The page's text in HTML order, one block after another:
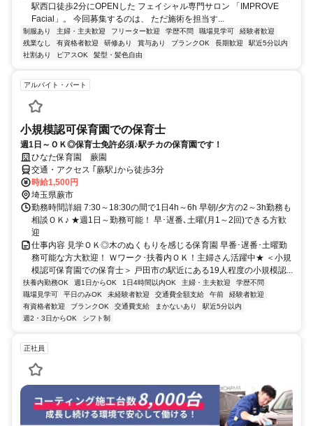
駅西口徒歩2分にOPENした フェイシャル専門サロン 「IMPROVE
Facial」。 今回募集するのは、 ただ施術を担当す...
制服あり 主婦・主夫歓迎 フリーター歓迎 学歴不問 職場見学可
経験者歓迎
残業なし
有資格者歓迎 研修あり 賞与あり ブランクOK 長期歓迎
駅近5分以内
社割あり
ピアスOK 髪型・髪色自由
アルバイト・パート
小規模認可保育園での保育士
週1日～ＯＫ◎保育士免許必須♪駅チカの保育園です！
ひなた保育園 蕨園
交通・アクセス ｢蕨駅｣から徒歩3分
時給1,500円
埼玉県蕨市
勤務時間詳細 7:30～18:30の間で1日4h～6h 早朝/夕方の2～3h勤務も
相談ＯＫ♪ ★週1日～勤務可能！ 早･遅番､土曜(月1～2回)できる方歓
迎
仕事内容 見学ＯＫ◎木のぬくもりを感じる保育園 早番･遅番･土曜勤
務可能な方大歓迎！ Ｗワーク･扶養内ＯＫ！主婦さん活躍中★ ＜小規
模認可保育園での保育士＞ 戸田市の駅近にある19人程度の小規模認...
扶養内勤務OK 週1日からOK 1日4時間以内OK 主婦・主夫歓迎
学歴不問
職場見学可
平日のみOK 未経験者歓迎 交通費全額支給 午前
経験者歓迎
有資格者歓迎
ブランクOK 交通費支給 まかないあり
駅近5分以内
週2・3日からOK
シフト制
正社員